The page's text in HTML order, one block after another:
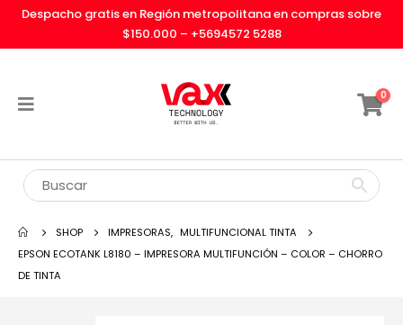
Despacho gratis en Región metropolitana en compras sobre
$150.000 – +5694572 5288
0
SHOP IMPRESORAS, MULTIFUNCIONAL TINTA
EPSON ECOTANK L8180 – IMPRESORA MULTIFUNCIÓN – COLOR – CHORRO
DE TINTA